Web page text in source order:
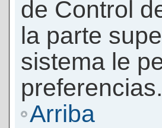
de Control
la parte
sistema le
preferencias.
Arriba